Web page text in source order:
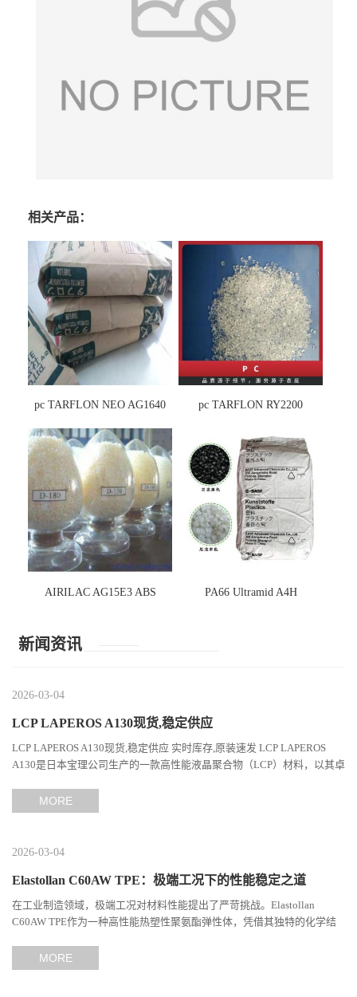
相关产品：
pc TARFLON NEO AG1640 pc TARFLON RY2200
AIRILAC AG15E3 ABS PA66 Ultramid A4H
新闻资讯
2026-03-04
LCP LAPEROS A130现货,稳定供应
LCP LAPEROS A130现货,稳定供应 实时库存,原装速发 LCP LAPEROS
A130是日本宝理公司生产的一款高性能液晶聚合物（LCP）材料，以其卓
MORE
2026-03-04
Elastollan C60AW TPE：极端工况下的性能稳定之道
在工业制造领域，极端工况对材料性能提出了严苛挑战。Elastollan
C60AW TPE作为一种高性能热塑性聚氨酯弹性体，凭借其独特的化学结
MORE